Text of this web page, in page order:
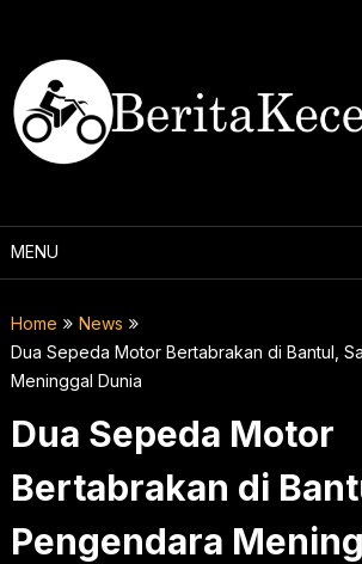
content
MENU
Home
News
Dua Sepeda Motor Bertabrakan di Bantul,
Meninggal Dunia
Dua Sepeda Motor
Bertabrakan di
Pengendara